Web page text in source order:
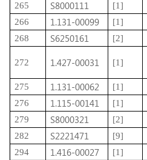
265 S8000111 [1]
266
1.131-00099 [1]
268
S6250161 [2]
272 1.427-00031 [1]
275
1.131-00062 [1]
276
1.115-00141 [1]
279
S8000321 [2]
282
S2221471 [9]
294
1.416-00027 [1]